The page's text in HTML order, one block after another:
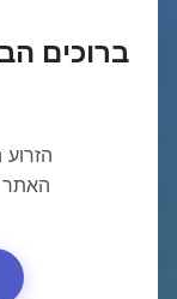
ברוכים
הזרוע